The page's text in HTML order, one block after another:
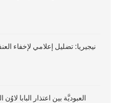
نيجيريا: تضليل إعلامي لإخفاء
العبوديَّة بين اعتذار البابا